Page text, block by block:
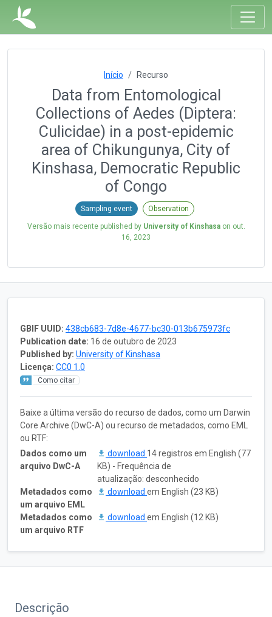
Início Recurso
Data from Entomological
Collections of Aedes (Diptera:
Culicidae) in a post-epidemic
area of Chikungunya, City of
Kinshasa, Democratic Republic
of Congo
Sampling event Observation
Versão mais recente published by University of Kinshasaon out.
16, 2023
GBIF UUID: 438cb683-7d8e-4677-bc30-013b675973fc
Publication date: 16 de outubro de 2023
Published by: University of Kinshasa
Licença: CC0 1.0
Como citar
Baixe a última versão do recurso de dados, como um Darwin
Core Archive (DwC-A) ou recurso de metadados, como EML
ou RTF:
Dados como um
arquivo DwC-A
download 14 registros em English (77
KB) - Frequência de
atualização: desconhecido
Metadados como
um arquivo EML
download em English (23 KB)
Metadados como
um arquivo RTF
download em English (12 KB)
Descrição